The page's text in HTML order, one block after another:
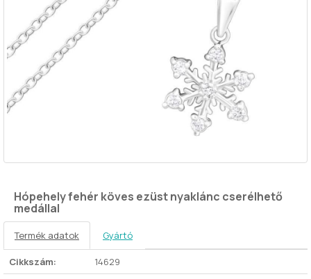
Hópehely fehér köves ezüst nyaklánc cserélhető
medállal
Termék adatok Gyártó
Cikkszám:
14629